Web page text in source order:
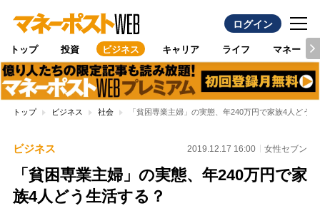
ログイン
トップ 投資 ビジネス キャリア ライフ マネー
トップ ビジネス 社会 「貧困専業主婦」の実態、年240万円で家族4人どう
ビジネス 2019.12.17 16:00 女性セブン
「貧困専業主婦」の実態、年240万円で家
族4人どう生活する？